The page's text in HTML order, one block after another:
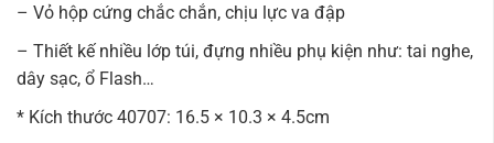
– Vỏ hộp cứng chắc chắn, chịu lực va đập
– Thiết kế nhiều lớp túi, đựng nhiều phụ kiện như: tai nghe,
dây sạc, ổ Flash…
* Kích thước 40707: 16.5 × 10.3 × 4.5cm